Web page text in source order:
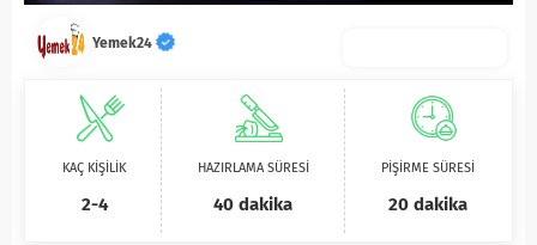
Yemek24
KAÇ KİŞİLİK
2-4
HAZIRLAMA SÜRESİ
40 dakika
PİŞİRME SÜRESİ
20 dakika